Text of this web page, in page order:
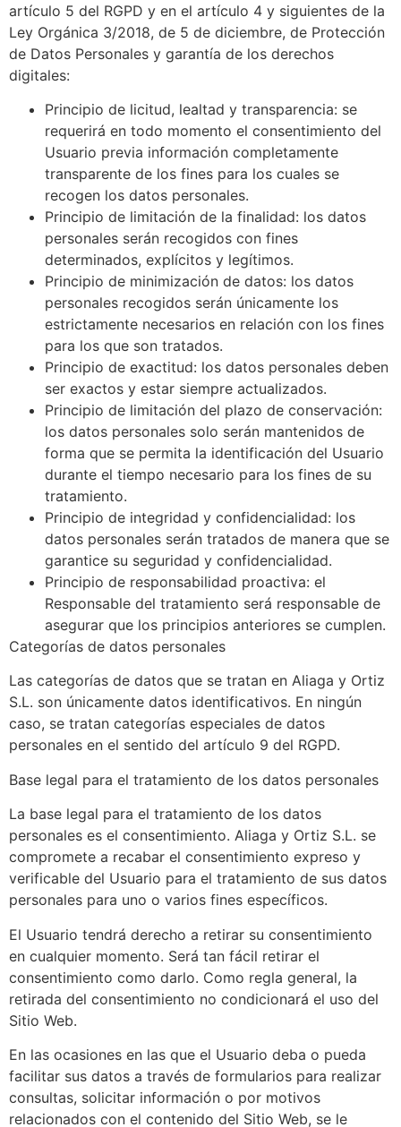
artículo 5 del RGPD y en el artículo 4 y siguientes de la
Ley Orgánica 3/2018, de 5 de diciembre, de Protección
de Datos Personales y garantía de los derechos
digitales:
Principio de licitud, lealtad y transparencia: se
requerirá en todo momento el consentimiento del
Usuario previa información completamente
transparente de los fines para los cuales se
recogen los datos personales.
Principio de limitación de la finalidad: los datos
personales serán recogidos con fines
determinados, explícitos y legítimos.
Principio de minimización de datos: los datos
personales recogidos serán únicamente los
estrictamente necesarios en relación con los fines
para los que son tratados.
Principio de exactitud: los datos personales deben
ser exactos y estar siempre actualizados.
Principio de limitación del plazo de conservación:
los datos personales solo serán mantenidos de
forma que se permita la identificación del Usuario
durante el tiempo necesario para los fines de su
tratamiento.
Principio de integridad y confidencialidad: los
datos personales serán tratados de manera que se
garantice su seguridad y confidencialidad.
Principio de responsabilidad proactiva: el
Responsable del tratamiento será responsable de
asegurar que los principios anteriores se cumplen.
Categorías de datos personales
Las categorías de datos que se tratan en Aliaga y Ortiz
S.L. son únicamente datos identificativos. En ningún
caso, se tratan categorías especiales de datos
personales en el sentido del artículo 9 del RGPD.
Base legal para el tratamiento de los datos personales
La base legal para el tratamiento de los datos
personales es el consentimiento. Aliaga y Ortiz S.L. se
compromete a recabar el consentimiento expreso y
verificable del Usuario para el tratamiento de sus datos
personales para uno o varios fines específicos.
El Usuario tendrá derecho a retirar su consentimiento
en cualquier momento. Será tan fácil retirar el
consentimiento como darlo. Como regla general, la
retirada del consentimiento no condicionará el uso del
Sitio Web.
En las ocasiones en las que el Usuario deba o pueda
facilitar sus datos a través de formularios para realizar
consultas, solicitar información o por motivos
relacionados con el contenido del Sitio Web, se le